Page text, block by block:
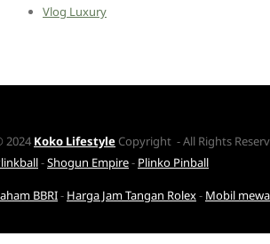
Vlog Luxury
2024 Koko Lifestyle Copyright - All Rights
-Shogun Empire- Plinko Pinball
BBRI- Harga Jam Tangan Rolex- Mobil